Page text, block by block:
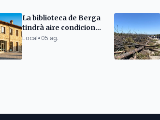
La biblioteca de Berga
tindrà aire condicionat
després de quatre
Local• 05 ag.